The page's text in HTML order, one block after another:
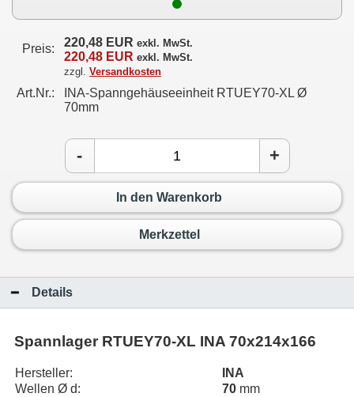
Preis: 220,48 EUR exkl. MwSt.
220,48 EUR exkl. MwSt.
zzgl. Versandkosten
Art.Nr.:
INA-Spanngehäuseeinheit RTUEY70-XL Ø
70mm
- +
In den Warenkorb
Merkzettel
Details
Spannlager RTUEY70-XL INA 70x214x166
Hersteller:
INA
Wellen Ø d:
70 mm